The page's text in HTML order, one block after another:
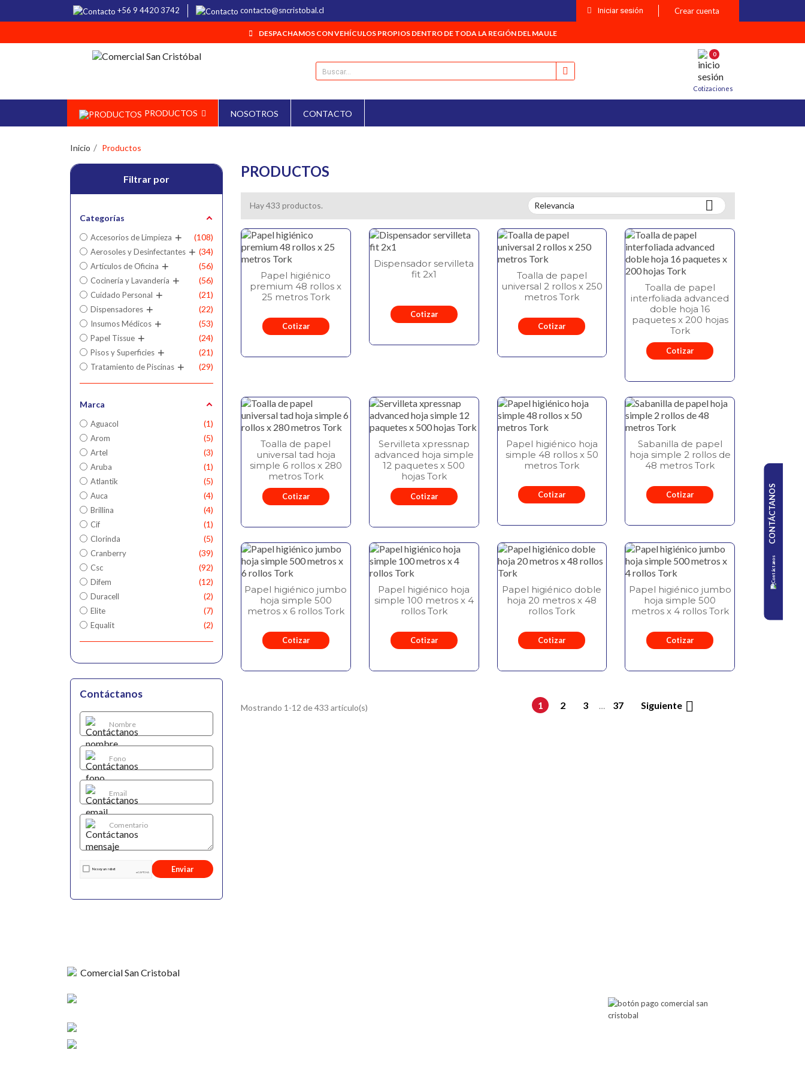
+56 9 4420 3742 contacto@sncristobal.cl Iniciar sesión Crear cuenta
DESPACHAMOS CON VEHÍCULOS PROPIOS DENTRO DE TODA LA REGIÓN DEL MAULE
0
Cotizaciones
PRODUCTOS NOSOTROS CONTACTO
Inicio Productos
Filtrar por
Categorías
Accesorios de Limpieza 108
Aerosoles y Desinfectantes 34
Artículos de Oficina 56
Cocinería y Lavandería 56
Cuidado Personal 21
Dispensadores 22
Insumos Médicos 53
Papel Tissue 24
Pisos y Superficies 21
Tratamiento de Piscinas 29
Marca
Aguacol 1
Arom 5
Artel 3
Aruba 1
Atlantik 5
Auca 4
Brillina 4
Cif 1
Clorinda 5
Cranberry 39
Csc 92
Difem 12
Duracell 2
Elite 7
Equalit 2
Contáctanos
Enviar
PRODUCTOS
Hay 433 productos. Relevancia 
Papel higiénico
premium 48 rollos x
25 metros Tork
Cotizar
Dispensador servilleta
fit 2x1
Cotizar
Toalla de papel
universal 2 rollos x 250
metros Tork
Cotizar
Toalla de papel
interfoliada advanced
doble hoja 16
paquetes x 200 hojas
Tork
Cotizar
Toalla de papel
universal tad hoja
simple 6 rollos x 280
metros Tork
Cotizar
Servilleta xpressnap
advanced hoja simple
12 paquetes x 500
hojas Tork
Cotizar
Papel higiénico hoja
simple 48 rollos x 50
metros Tork
Cotizar
Sabanilla de papel
hoja simple 2 rollos de
48 metros Tork
Cotizar
Papel higiénico jumbo
hoja simple 500
metros x 6 rollos Tork
Cotizar
Papel higiénico hoja
simple 100 metros x 4
rollos Tork
Cotizar
Papel higiénico doble
hoja 20 metros x 48
rollos Tork
Cotizar
Papel higiénico jumbo
hoja simple 500
metros x 4 rollos Tork
Cotizar
Mostrando 1-12 de 433 artículo(s) 1 2 3 … 37 Siguiente 
CONTÁCTANOS